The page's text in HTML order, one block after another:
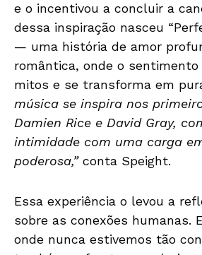
e o incentivou a concluir a
dessa inspiração nasceu
— uma história de amor
romântica, onde o
mitos e se transforma em
música se inspira nos
Damien Rice e David Gray,
intimidade com uma carga
poderosa,”conta Speight.
Essa experiência o levou a
sobre as conexões humanas.
onde nunca estivemos tão